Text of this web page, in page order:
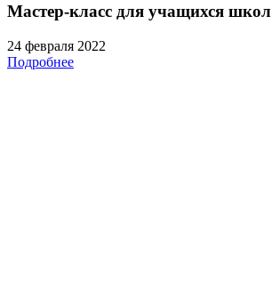
Мастер-класс для учащихся школ
24 февраля 2022
Подробнее